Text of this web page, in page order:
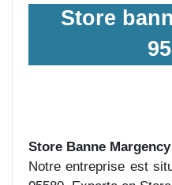
Store
Store Banne
Notre entreprise est